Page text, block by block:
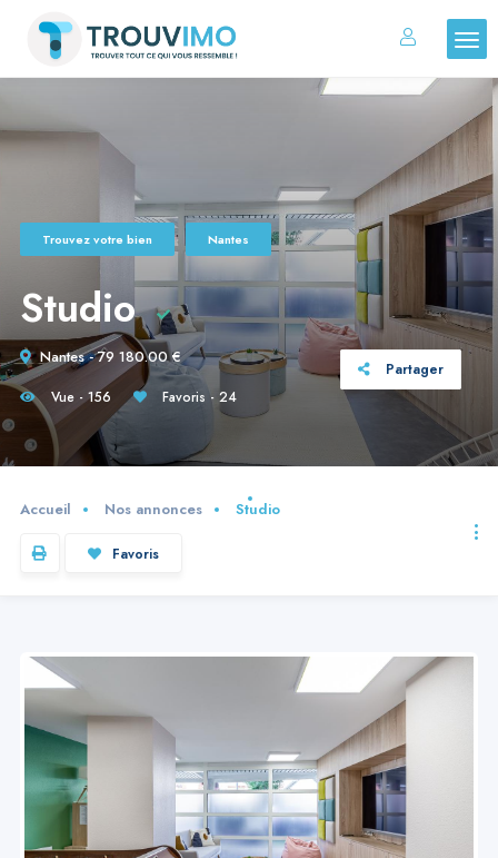
Trouvez votre bien Nantes
Studio
Nantes - 79 180.00 €
Partager
Vue - 156
Favoris - 24
Accueil Nos annonces Studio
Favoris